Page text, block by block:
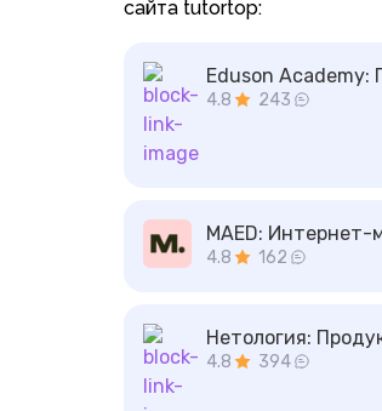
сайта tutortop:
Eduson Academy:
4.8 243
MAED: Интернет-
4.8 162
Нетология:
4.8 394